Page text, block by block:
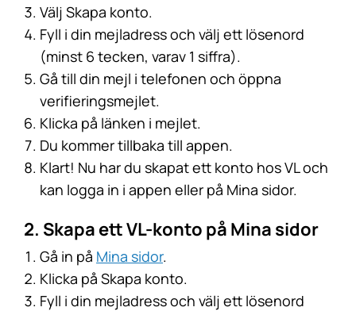
Välj Skapa konto.
Fyll i din mejladress och välj ett lösenord
(minst 6 tecken, varav 1 siffra).
Gå till din mejl i telefonen och öppna
verifieringsmejlet.
Klicka på länken i mejlet.
Du kommer tillbaka till appen.
Klart! Nu har du skapat ett konto hos VL och
kan logga in i appen eller på Mina sidor.
2. Skapa ett VL-konto på Mina sidor
Gå in på Mina sidor.
Klicka på Skapa konto.
Fyll i din mejladress och välj ett lösenord